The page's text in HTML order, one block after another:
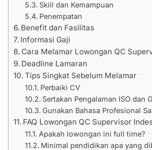
Skill dan Kemampuan
Penempatan
Benefit dan Fasilitas
Informasi Gaji
Cara Melamar Lowongan QC
Deadline Lamaran
Tips Singkat Sebelum Melamar
Perbaiki CV
Sertakan Pengalaman ISO dan
Gunakan Bahasa Profesional
FAQ Lowongan QC Supervisor
Apakah lowongan ini full time?
Minimal pendidikan apa yang